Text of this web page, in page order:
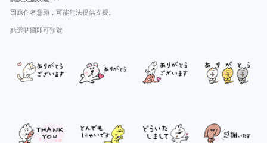
因應作者意願，可能無法提供支援。
點選貼圖即可預覽